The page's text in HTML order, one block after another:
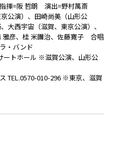
揮=阪 哲朗 演出=野村萬斎
公演）、田崎尚美（山形公
大西宇宙（滋賀、東京公演）、
雅彦、桂 米團治、佐藤寛子 合唱
・バンド
ートホール ※滋賀公演、山形公
TEL.0570-010-296 ※東京、滋賀